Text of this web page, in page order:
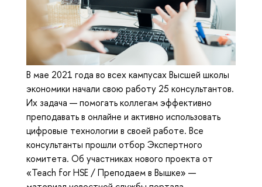
В мае 2021 года во всех кампусах Высшей школы
экономики начали свою работу 25 консультантов.
Их задача — помогать коллегам эффективно
преподавать в онлайне и активно использовать
цифровые технологии в своей работе. Все
консультанты прошли отбор Экспертного
комитета. Об участниках нового проекта от
«Teach for HSE / Преподаем в Вышке» —